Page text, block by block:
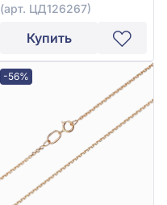
(арт. ЦД126267)
Купить
-56%